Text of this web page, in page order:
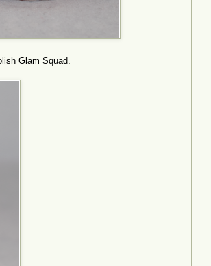
Glam Squad.